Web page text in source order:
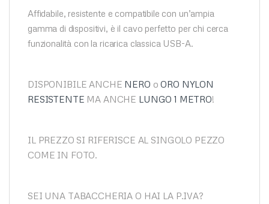
Affidabile, resistente e compatibile con un’ampia
gamma di dispositivi, è il cavo perfetto per chi cerca
funzionalità con la ricarica classica USB-A.
DISPONIBILE ANCHE NERO oORO NYLON
RESISTENTE MA ANCHE LUNGO 1 METRO!
IL PREZZO SI RIFERISCE AL SINGOLO PEZZO
COME IN FOTO.
SEI UNA TABACCHERIA O HAI LA P.IVA?